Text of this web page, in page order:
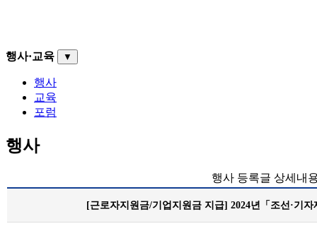
행사·교육 ▼
행사
교육
포럼
행사
행사 등록글 상세내
[근로자지원금/기업지원금 지급] 2024년「조선·기